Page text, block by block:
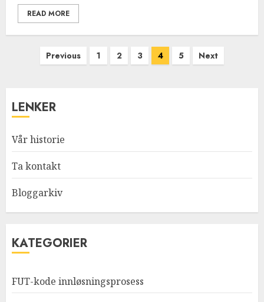
READ MORE
Previous 1 2 3 4 5 Next
LENKER
Vår historie
Ta kontakt
Bloggarkiv
KATEGORIER
FUT-kode innløsningsprosess